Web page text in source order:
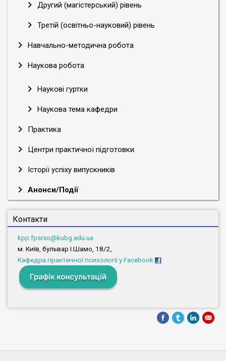
Другий (магістерський) рівень
Третій (освітньо-науковий) рівень
Навчально-методична робота
Наукова робота
Наукові гуртки
Наукова тема кафедри
Практика
Центри практичної підготовки
Історії успіху випускників
Анонси/Події
Контакти
kpp.fpsrso@kubg.edu.ua
м. Київ, бульвар І.Шамо, 18/2,
Кафедра практичної психології у Facebook